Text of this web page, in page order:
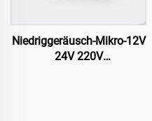
Niedriggeräusch-Mikro-12V
24V 220V